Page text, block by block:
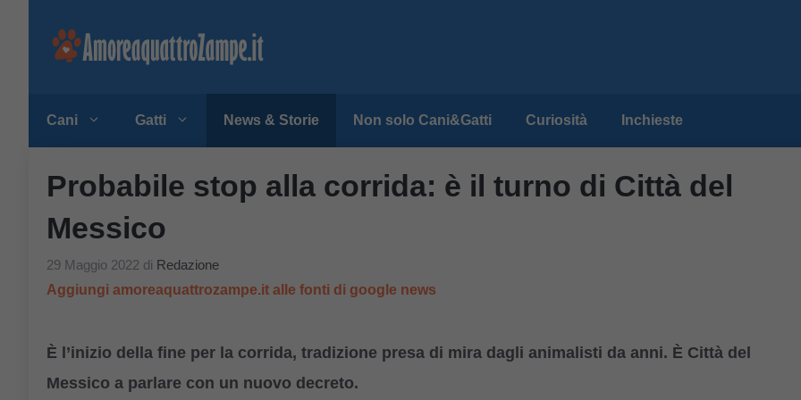
Cani Gatti News & Storie Non solo Cani&Gatti Curiosità Inchieste
Probabile stop alla corrida: è il turno di Città del
Messico
29 Maggio 2022 di Redazione
Aggiungi amoreaquattrozampe.it alle fonti di google news
È l’inizio della fine per la corrida, tradizione presa di mira dagli animalisti da anni. È Città del
Messico a parlare con un nuovo decreto.